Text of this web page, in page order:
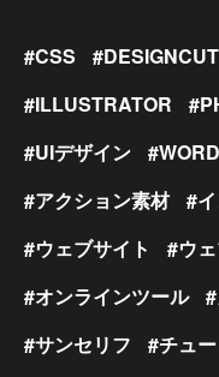
CSS
ILLUSTRATOR
UIデザイン
アクション素材
ウェブサイト
ウ
オンラインツール
サンセリフ
チュ